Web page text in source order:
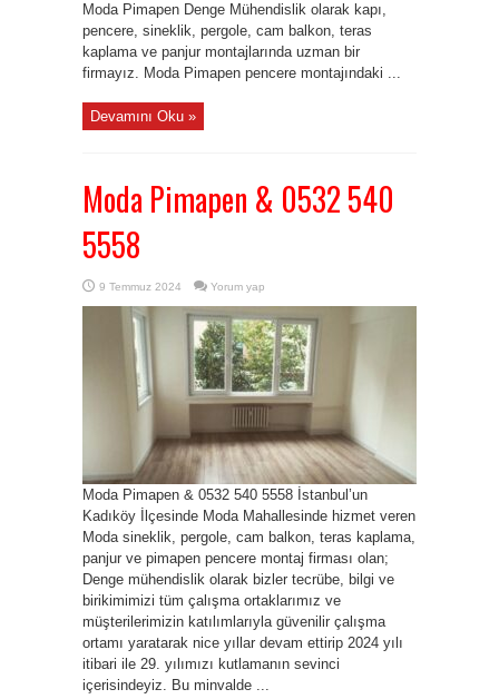
Moda Pimapen Denge Mühendislik olarak kapı,
pencere, sineklik, pergole, cam balkon, teras
kaplama ve panjur montajlarında uzman bir
firmayız. Moda Pimapen pencere montajındaki ...
Devamını Oku »
Moda Pimapen & 0532 540
5558
9 Temmuz 2024 Yorum yap
Moda Pimapen & 0532 540 5558 İstanbul’un
Kadıköy İlçesinde Moda Mahallesinde hizmet veren
Moda sineklik, pergole, cam balkon, teras kaplama,
panjur ve pimapen pencere montaj firması olan;
Denge mühendislik olarak bizler tecrübe, bilgi ve
birikimimizi tüm çalışma ortaklarımız ve
müşterilerimizin katılımlarıyla güvenilir çalışma
ortamı yaratarak nice yıllar devam ettirip 2024 yılı
itibari ile 29. yılımızı kutlamanın sevinci
içerisindeyiz. Bu minvalde ...